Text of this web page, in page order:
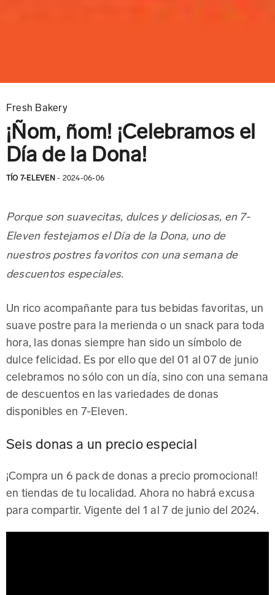
Fresh Bakery
¡Ñom, ñom! ¡Celebramos el
Día de la Dona!
TÍO 7-ELEVEN- 2024-06-06
Porque son suavecitas, dulces y deliciosas, en 7-
Eleven festejamos el Día de la Dona, uno de
nuestros postres favoritos con una semana de
descuentos especiales.
Un rico acompañante para tus bebidas favoritas, un
suave postre para la merienda o un snack para toda
hora, las donas siempre han sido un símbolo de
dulce felicidad. Es por ello que del 01 al 07 de junio
celebramos no sólo con un día, sino con una semana
de descuentos en las variedades de donas
disponibles en 7-Eleven.
Seis donas a un precio especial
¡Compra un 6 pack de donas a precio promocional!
en tiendas de tu localidad. Ahora no habrá excusa
para compartir. Vigente del 1 al 7 de junio del 2024.